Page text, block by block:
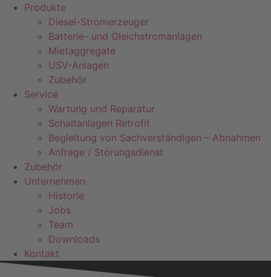
Produkte
Diesel-Stromerzeuger
Batterie- und Gleichstromanlagen
Mietaggregate
USV-Anlagen
Zubehör
Service
Wartung und Reparatur
Schaltanlagen Retrofit
Begleitung von Sachverständigen – Abnahmen
Anfrage / Störungsdienst
Zubehör
Unternehmen
Historie
Jobs
Team
Downloads
Kontakt